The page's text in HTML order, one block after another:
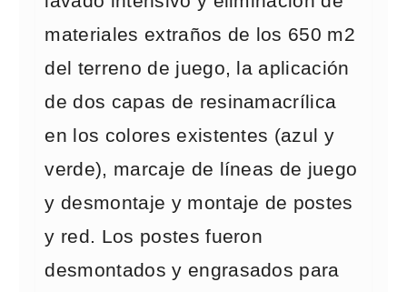
materiales extraños de los 650 m2
del terreno de juego, la aplicación
de dos capas de resinamacrílica
en los colores existentes (azul y
verde), marcaje de líneas de juego
y desmontaje y montaje de postes
y red. Los postes fueron
desmontados y engrasados para